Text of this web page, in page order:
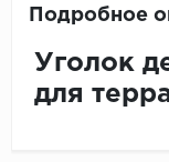
Подробное
Уголок
для